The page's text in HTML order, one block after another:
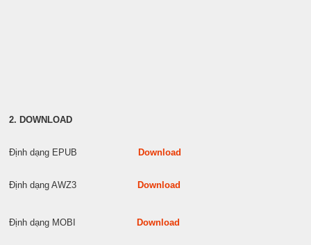
2. DOWNLOAD
Định dạng EPUB Download
Định dạng AWZ3 Download
Định dạng MOBI Download